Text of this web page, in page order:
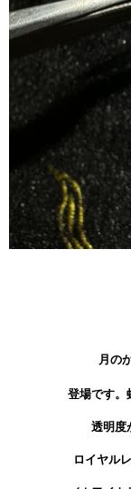
月の
登場です。
透明度
ロイヤル